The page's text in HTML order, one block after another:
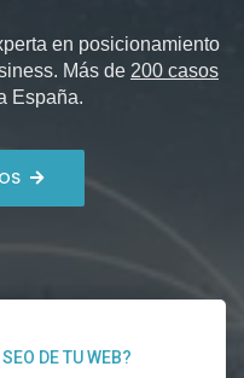
en posicionamiento
Más de 200 casos
España.
DE TU WEB?